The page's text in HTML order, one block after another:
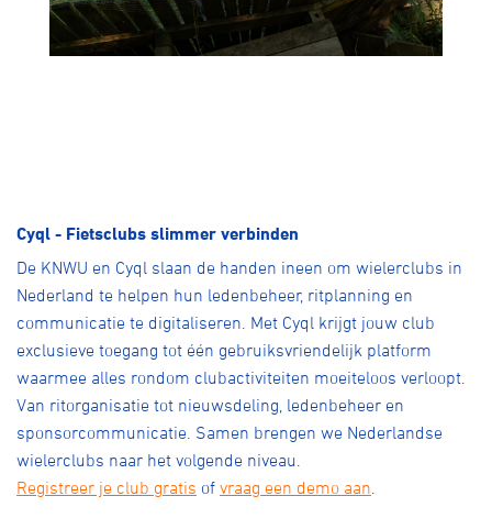
Cyql - Fietsclubs slimmer verbinden
De KNWU en Cyql slaan de handen ineen om wielerclubs in
Nederland te helpen hun ledenbeheer, ritplanning en
communicatie te digitaliseren. Met Cyql krijgt jouw club
exclusieve toegang tot één gebruiksvriendelijk platform
waarmee alles rondom clubactiviteiten moeiteloos verloopt.
Van ritorganisatie tot nieuwsdeling, ledenbeheer en
sponsorcommunicatie. Samen brengen we Nederlandse
wielerclubs naar het volgende niveau.
Registreer je club gratis of vraag een demo aan